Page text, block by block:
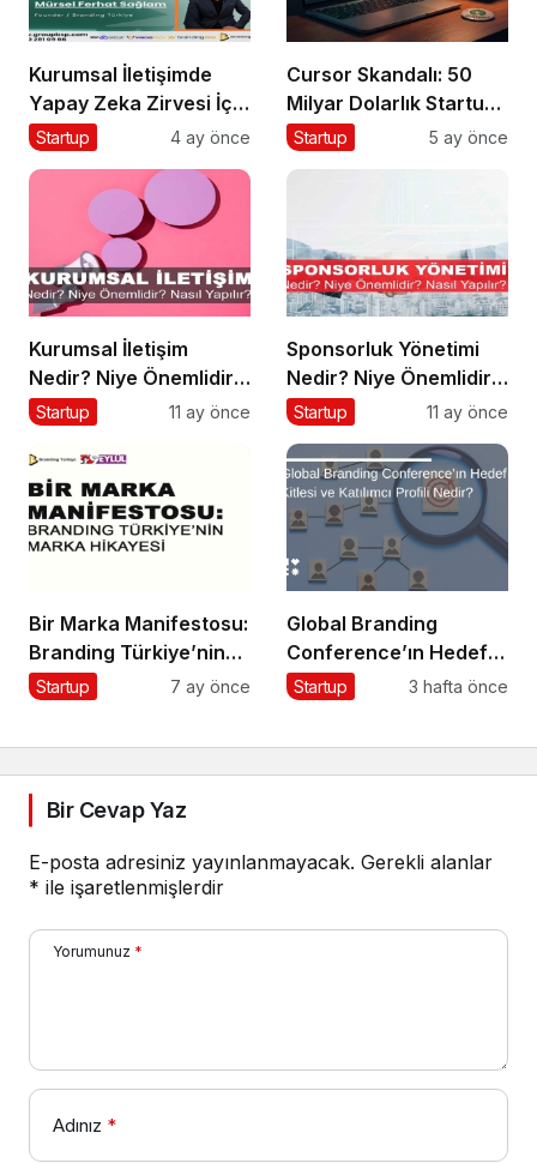
Kurumsal İletişimde
Yapay Zeka Zirvesi İçin
Geri Sayım!
Startup 4 ay önce
Cursor Skandalı: 50
Milyar Dolarlık Startup
Açık Kaynağı
Startup 5 ay önce
Kurumsal İletişim
Nedir? Niye Önemlidir?
Kurumsal İletişim Nasıl
Startup 11 ay önce
Sponsorluk Yönetimi
Nedir? Niye Önemlidir?
Nasıl Yapılır?
Startup 11 ay önce
Bir Marka Manifestosu:
Branding Türkiye’nin
Marka Hikayesi
Startup 7 ay önce
Global Branding
Conference’ın Hedef
Kitlesi ve Katılımcı
Startup 3 hafta önce
Bir Cevap Yaz
E-posta adresiniz yayınlanmayacak. Gerekli alanlar
* ile işaretlenmişlerdir
Yorumunuz *
Adınız *